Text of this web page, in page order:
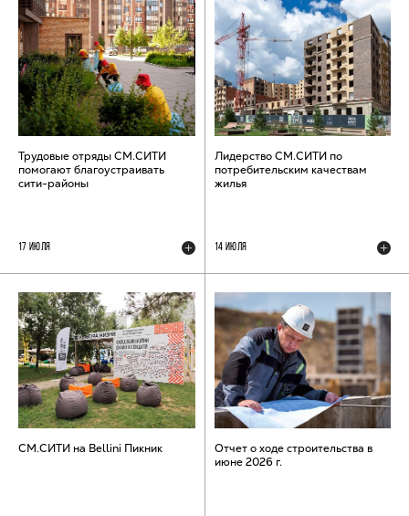
Трудовые отряды СМ.СИТИ
помогают благоустраивать
сити-районы
17 ИЮЛЯ
Лидерство СМ.СИТИ по
потребительским качествам
жилья
14 ИЮЛЯ
СМ.СИТИ на Bellini Пикник
Отчет о ходе строительства в
июне 2026 г.